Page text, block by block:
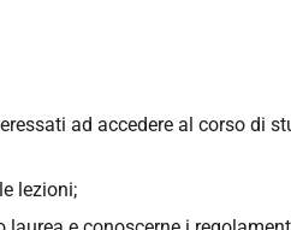
ad accedere al corso di
lezioni;